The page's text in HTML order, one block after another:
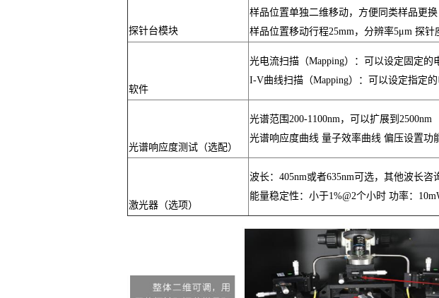
探针台模块
样品位置单独二维移动，方便同类样品更换
样品位置移动行程25mm，分辨率5μm 探
软件
光电流扫描（Mapping）：可以设定固定的
I-V曲线扫描（Mapping）：可以设定指定
光谱响应度测试（选配）
光谱范围200-1100nm，可以扩展到2500nm
光谱响应度曲线 量子效率曲线 偏压设置功
激光器（选项）
波长：405nm或者635nm可选，其他波长咨
能量稳定性：小于1%@2个小时 功率：